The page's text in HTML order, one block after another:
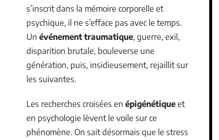
s’inscrit dans la mémoire corporelle et
psychique, il ne s’efface pas avec le temps.
Un événement traumatique, guerre, exil,
disparition brutale, bouleverse une
génération, puis, insidieusement, rejaillit sur
les suivantes.
Les recherches croisées en épigénétiqueet
en psychologie lèvent le voile sur ce
phénomène. On sait désormais que le stress